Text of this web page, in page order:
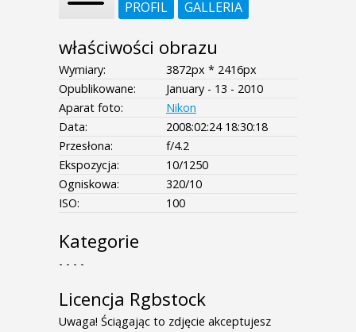
PROFIL
GALLERIA
właściwości obrazu
Wymiary:
3872px * 2416px
Opublikowane:
January - 13 - 2010
Aparat foto:
Nikon
Data:
2008:02:24 18:30:18
Przesłona:
f/4.2
Ekspozycja:
10/1250
Ogniskowa:
320/10
ISO:
100
Kategorie
- - - -
Licencja Rgbstock
Uwaga! Ściągając to zdjęcie akceptujesz